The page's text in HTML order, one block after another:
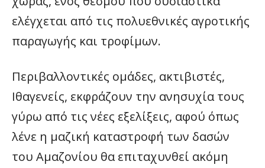
ελέγχεται από τις πολυεθνικές αγροτικής
παραγωγής και τροφίμων.
Περιβαλλοντικές ομάδες, ακτιβιστές,
Ιθαγενείς, εκφράζουν την ανησυχία τους
γύρω από τις νέες εξελίξεις, αφού όπως
λένε η μαζική καταστροφή των δασών
του Αμαζονίου θα επιταχυνθεί ακόμη